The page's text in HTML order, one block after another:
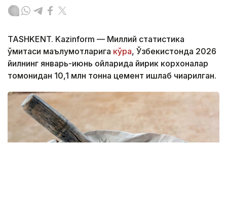
TASHKENT. Kazinform — Миллий статистика
қўмитаси маълумотларига кўра, Ўзбекистонда 2026
йилнинг январь-июнь ойларида йирик корхоналар
томонидан 10,1 млн тонна цемент ишлаб чиқарилган.